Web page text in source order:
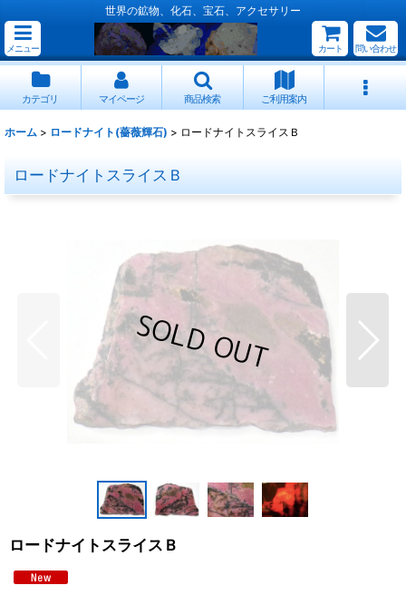
世界の鉱物、化石、宝石、アクセサリー
メニュー カート 問い合わせ
カテゴリ マイページ 商品検索 ご利用案内
ホーム > ロードナイト(薔薇輝石) > ロードナイトスライスＢ
ロードナイトスライスＢ
ロードナイトスライスＢ